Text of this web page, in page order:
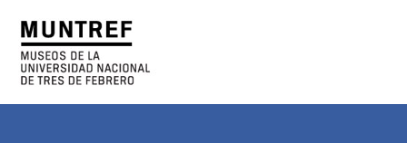
CENTRO DE ARTE
Y NATURALEZA
ARTE Y CIENCIA